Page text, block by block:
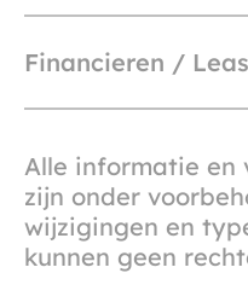
Financieren /
Alle informatie en
zijn onder
wijzigingen en
kunnen geen